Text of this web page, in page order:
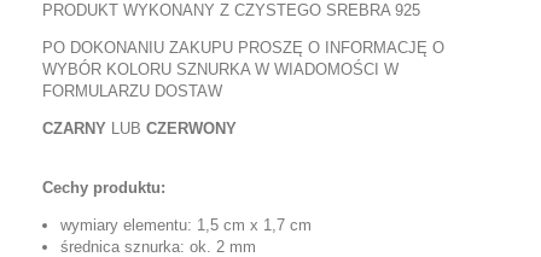
PRODUKT WYKONANY Z CZYSTEGO SREBRA 925
PO DOKONANIU ZAKUPU PROSZĘ O INFORMACJĘ O
WYBÓR KOLORU SZNURKA W WIADOMOŚCI W
FORMULARZU DOSTAW
CZARNY LUB CZERWONY
Cechy produktu:
wymiary elementu: 1,5 cm x 1,7 cm
średnica sznurka: ok. 2 mm